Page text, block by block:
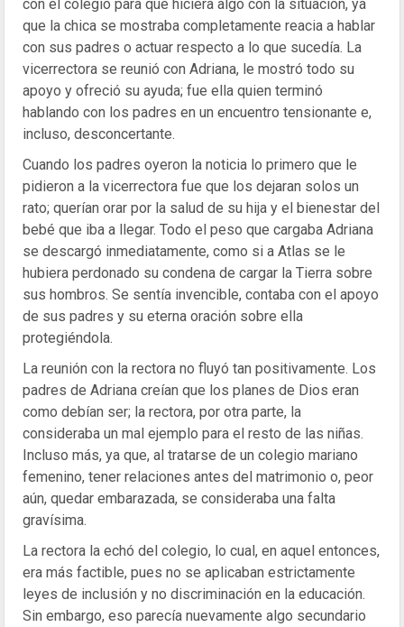
con el colegio para que hiciera algo con la situación, ya
que la chica se mostraba completamente reacia a hablar
con sus padres o actuar respecto a lo que sucedía. La
vicerrectora se reunió con Adriana, le mostró todo su
apoyo y ofreció su ayuda; fue ella quien terminó
hablando con los padres en un encuentro tensionante e,
incluso, desconcertante.
Cuando los padres oyeron la noticia lo primero que le
pidieron a la vicerrectora fue que los dejaran solos un
rato; querían orar por la salud de su hija y el bienestar del
bebé que iba a llegar. Todo el peso que cargaba Adriana
se descargó inmediatamente, como si a Atlas se le
hubiera perdonado su condena de cargar la Tierra sobre
sus hombros. Se sentía invencible, contaba con el apoyo
de sus padres y su eterna oración sobre ella
protegiéndola.
La reunión con la rectora no fluyó tan positivamente. Los
padres de Adriana creían que los planes de Dios eran
como debían ser; la rectora, por otra parte, la
consideraba un mal ejemplo para el resto de las niñas.
Incluso más, ya que, al tratarse de un colegio mariano
femenino, tener relaciones antes del matrimonio o, peor
aún, quedar embarazada, se consideraba una falta
gravísima.
La rectora la echó del colegio, lo cual, en aquel entonces,
era más factible, pues no se aplicaban estrictamente
leyes de inclusión y no discriminación en la educación.
Sin embargo, eso parecía nuevamente algo secundario